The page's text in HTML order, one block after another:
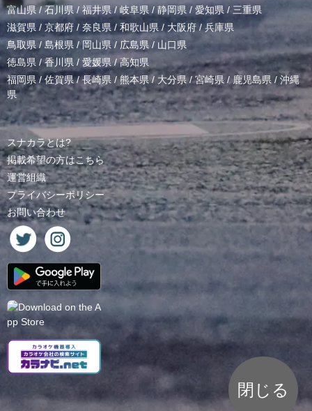
富山県 /石川県/福井県/岐阜県 / 静岡県 / 愛知県 / 三重県
滋賀県 / 京都府 / 奈良県 / 和歌山県/ 大阪府 /兵庫県
鳥取県/ 島根県 /岡山県/ 広島県 / 山口県
徳島県 /香川県 / 愛媛県/高知県
福岡県/佐賀県/長崎県 /熊本県/ 大分県/宮崎県 /鹿児島県 / 沖縄
県
スナカラとは?
掲載希望の方はこちら
運営組織
プライバシーポリシー
お問い合わせ
閉じる